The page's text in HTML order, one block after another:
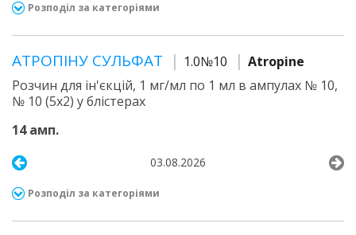
Розподіл за категоріями
АТРОПІНУ СУЛЬФАТ 1.0№10
Atropine
Розчин для ін'єкцій, 1 мг/мл по 1 мл в ампулах № 10,
№ 10 (5х2) у блістерах
14 амп.
03.08.2026
Розподіл за категоріями